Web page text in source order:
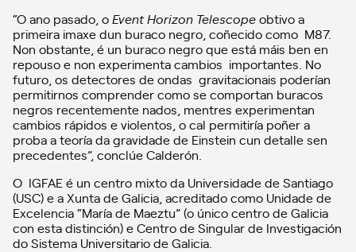
“O ano pasado, oEvent Horizon Telescopeobtivo a
primeira imaxe dun buraco negro, coñecido como M87.
Non obstante, é un buraco negro que está máis ben en
repouso e non experimenta cambios importantes. No
futuro, os detectores de ondas gravitacionais poderían
permitirnos comprender como se comportan buracos
negros recentemente nados, mentres experimentan
cambios rápidos e violentos, o cal permitiría poñer a
proba a teoría da gravidade de Einstein cun detalle sen
precedentes”, conclúe Calderón.
O IGFAE é un centro mixto da Universidade de Santiago
(USC) e a Xunta de Galicia, acreditado como Unidade de
Excelencia “María de Maeztu” (o único centro de Galicia
con esta distinción) e Centro de Singular de Investigación
do Sistema Universitario de Galicia.